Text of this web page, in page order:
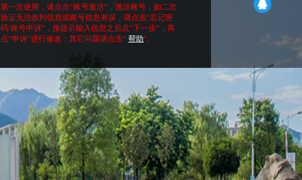
第一次使用，请点击“账号激活”，激活账号；如二次
验证无法收到信息或账号信息有误，请点击“忘记密
码/账号申诉”，按提示输入信息之后点“下一步”，再
点“申诉”进行修改；其它问题请点击“ 帮助”。